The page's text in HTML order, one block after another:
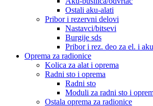
Ostali aku-alati
Pribor i rezervni delovi
Nastavci/bitsevi
Burgije sds
Pribor i rez. deo za el. i
Oprema za radionice
Kolica za alat i oprema
Radni sto i oprema
Radni sto
Moduli za radni sto i
Ostala oprema za radionice